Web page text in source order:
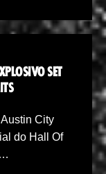
SET
City
do Hall Of